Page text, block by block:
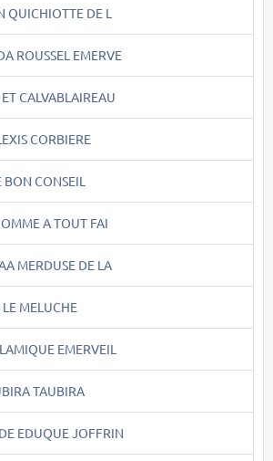
QUICHIOTTE DE L
ROUSSEL EMERVE
CALVABLAIREAU
CORBIERE
CONSEIL
A TOUT FAI
MERDUSE DE LA
MELUCHE
EMERVEIL
TAUBIRA
EDUQUE JOFFRIN